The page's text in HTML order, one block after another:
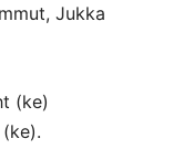
Jukka
(ke)